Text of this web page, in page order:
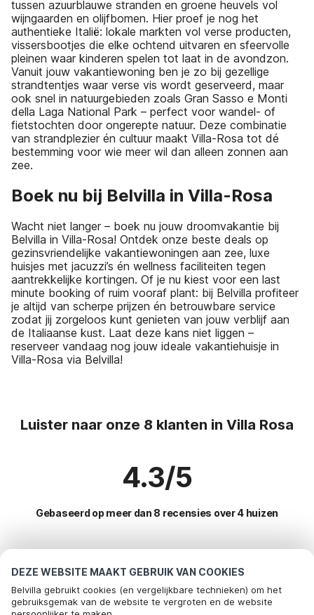
DEZE WEBSITE MAAKT GEBRUIK VAN COOKIES
Belvilla gebruikt cookies (en vergelijkbare technieken) om het
gebruiksgemak van de website te vergroten en de website
tussen azuurblauwe stranden en groene heuvels vol
wijngaarden en olijfbomen. Hier proef je nog het
authentieke Italië: lokale markten vol verse producten,
vissersbootjes die elke ochtend uitvaren en sfeervolle
pleinen waar kinderen spelen tot laat in de avondzon.
Vanuit jouw vakantiewoning ben je zo bij gezellige
strandtentjes waar verse vis wordt geserveerd, maar
ook snel in natuurgebieden zoals Gran Sasso e Monti
della Laga National Park – perfect voor wandel- of
fietstochten door ongerepte natuur. Deze combinatie
van strandplezier én cultuur maakt Villa-Rosa tot dé
bestemming voor wie meer wil dan alleen zonnen aan
zee.
Boek nu bij Belvilla in Villa-Rosa
Wacht niet langer – boek nu jouw droomvakantie bij
Belvilla in Villa-Rosa! Ontdek onze beste deals op
gezinsvriendelijke vakantiewoningen aan zee, luxe
huisjes met jacuzzi’s én wellness faciliteiten tegen
aantrekkelijke kortingen. Of je nu kiest voor een last
minute booking of ruim vooraf plant: bij Belvilla profiteer
je altijd van scherpe prijzen én betrouwbare service
zodat jij zorgeloos kunt genieten van jouw verblijf aan
de Italiaanse kust. Laat deze kans niet liggen –
reserveer vandaag nog jouw ideale vakantiehuisje in
Villa-Rosa via Belvilla!
Luister naar onze 8 klanten in Villa Rosa
4.3/5
Gebaseerd op meer dan 8 recensies over 4 huizen
Meest populaire bestemmingen voor
vakantie